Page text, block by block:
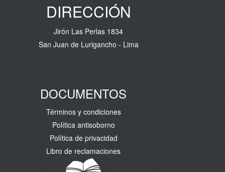
DIRECCIÓN
Jirón Las Perlas 1834
San Juan de Lurigancho - Lima
DOCUMENTOS
Términos y condiciones
Política antisoborno
Política de privacidad
Libro de reclamaciones